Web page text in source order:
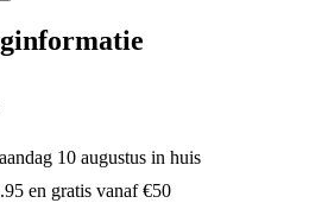
10 augustus in huis
en gratis vanaf €50